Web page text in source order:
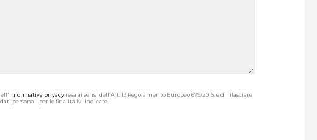
Informativa privacy resa ai sensi dell’Art. 13 Regolamento Europeo 679/2016, e di rilasciare
personali per le finalità ivi indicate.